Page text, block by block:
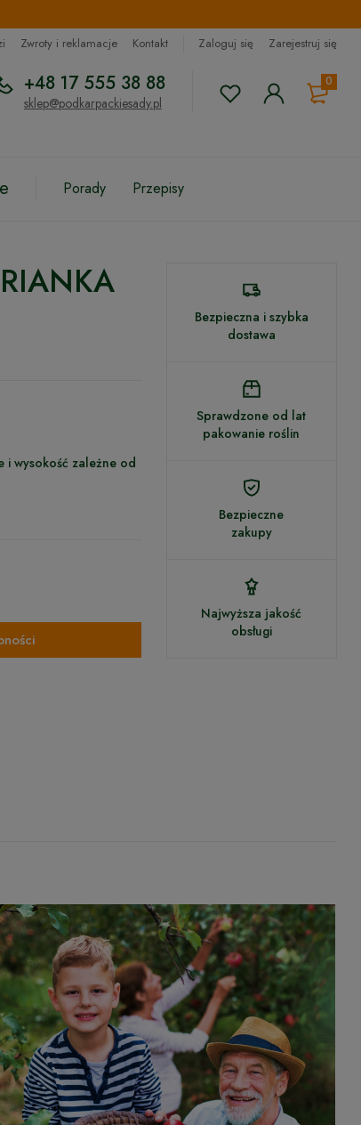
Zwroty i reklamacje Kontakt Zaloguj się Zarejestruj się
0
+48 17 555 38 88
sklep@podkarpackiesady.pl
Porady Przepisy
i wysokość zależne od
Bezpieczna i szybka
dostawa
Sprawdzone od lat
pakowanie roślin
Bezpieczne
zakupy
Najwyższa jakość
obsługi